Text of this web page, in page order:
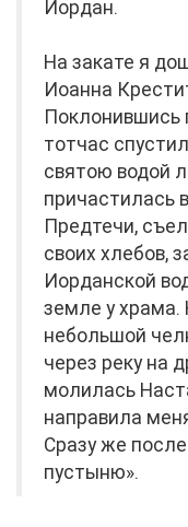
Иордан.
На закате я
Иоанна
Поклонившись
тотчас
святою водой
причастилась
Предтечи,
своих хлебов,
Иорданской
земле у храма.
небольшой
через реку на
молилась
направила
Сразу же
пустыню».